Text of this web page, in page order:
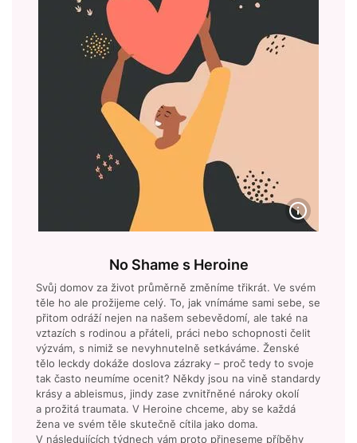
No Shame s Heroine
Svůj domov za život průměrně změníme třikrát. Ve svém
těle ho ale prožijeme celý. To, jak vnímáme sami sebe, se
přitom odráží nejen na našem sebevědomí, ale také na
vztazích s rodinou a přáteli, práci nebo schopnosti čelit
výzvám, s nimiž se nevyhnutelně setkáváme. Ženské
tělo leckdy dokáže doslova zázraky – proč tedy to svoje
tak často neumíme ocenit? Někdy jsou na vině standardy
krásy a ableismus, jindy zase zvnitřněné nároky okolí
a prožitá traumata. V Heroine chceme, aby se každá
žena ve svém těle skutečně cítila jako doma.
V následujících týdnech vám proto přineseme příběhy